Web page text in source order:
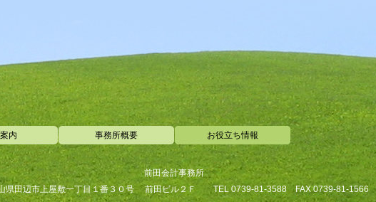
内 事務所概要 お役立ち情報
前田会計事務所
県田辺市上屋敷一丁目１番３０号 前田ビル２Ｆ TEL 0739-81-3588 FAX 0739-81-1566